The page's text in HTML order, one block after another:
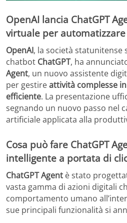
OpenAI lancia ChatGPT
virtuale per
OpenAI, la società statunitense
chatbot ChatGPT, ha
Agent, un nuovo assistente
per gestireattività complesse
efficiente. La presentazione
segnando un nuovo passo nel
artificiale applicata alla
Cosa può fare ChatGPT
intelligente a portata di
ChatGPT Agent è stato
vasta gamma di azioni digitali
comportamento umano
sue principali funzionalità si